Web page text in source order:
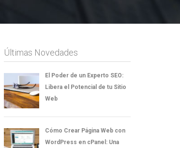
Últimas Novedades
El Poder de un Experto SEO:
Libera el Potencial de tu Sitio
Web
Cómo Crear Página Web con
WordPress en cPanel: Una